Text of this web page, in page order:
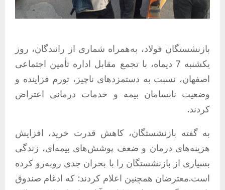
بازنشستگان فولاد، به‌همراه شماری از رانندگان، روز
یکشنبه 7 دیماه، با تجمع مقابل اداره تأمین اجتماعی
اصفهان، نسبت به دستمزدهای ناچیز، تورم فزاینده و
وضعیت نابسامان بیمه و خدمات درمانی اعتراض
کردند.
به گفته بازنشستگان، کاهش قدرت خرید، افزایش
هزینه‌های درمان و ضعف پوشش‌های بیمه‌ای، زندگی
بسیاری از بازنشستگان را با بحران جدی روبه‌رو کرده
است.معترضان همچنین اعلام کردند: که ادغام صندوق